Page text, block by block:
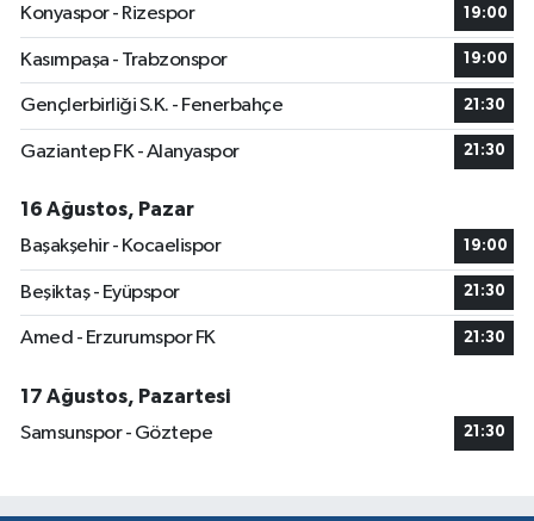
Konyaspor - Rizespor
19:00
Kasımpaşa - Trabzonspor 19:00
Gençlerbirliği S.K. - Fenerbahçe 21:30
Gaziantep FK - Alanyaspor 21:30
16 Ağustos, Pazar
Başakşehir - Kocaelispor
19:00
Beşiktaş - Eyüpspor 21:30
Amed - Erzurumspor FK 21:30
17 Ağustos, Pazartesi
Samsunspor - Göztepe
21:30